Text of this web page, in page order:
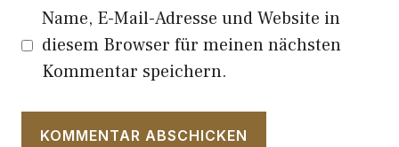
Name, E-Mail-Adresse und Website in
diesem Browser für meinen nächsten
Kommentar speichern.